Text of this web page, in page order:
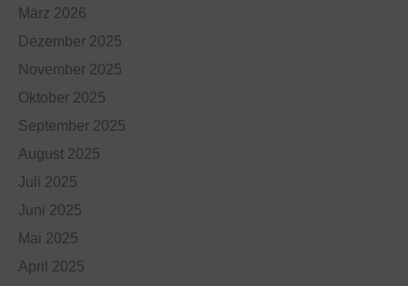
März 2026
Dezember 2025
November 2025
Oktober 2025
September 2025
August 2025
Juli 2025
Juni 2025
Mai 2025
April 2025